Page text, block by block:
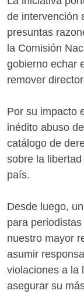
de intervención
presuntas
la Comisión
gobierno echar
remover
Por su impacto
inédito abuso
catálogo de
sobre la
país.
Desde luego,
para
nuestro mayor
asumir
violaciones a la
asegurar su